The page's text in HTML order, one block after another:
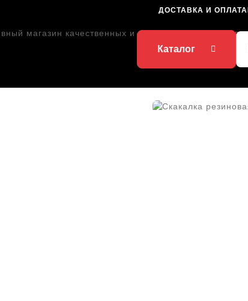
ДОСТАВКА И ОПЛАТА
Каталог